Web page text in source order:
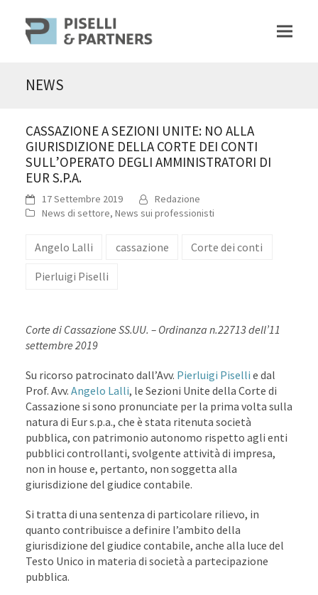
NEWS
CASSAZIONE A SEZIONI UNITE: NO ALLA
GIURISDIZIONE DELLA CORTE DEI CONTI
SULL’OPERATO DEGLI AMMINISTRATORI DI
EUR S.P.A.
17 Settembre 2019
Redazione
News di settore, News sui professionisti
Angelo Lalli cassazione Corte dei conti
Pierluigi Piselli
Corte di Cassazione SS.UU. – Ordinanza n.22713 dell’11
settembre 2019
Su ricorso patrocinato dall’Avv. Pierluigi Piselli e dal
Prof. Avv. Angelo Lalli, le Sezioni Unite della Corte di
Cassazione si sono pronunciate per la prima volta sulla
natura di Eur s.p.a., che è stata ritenuta società
pubblica, con patrimonio autonomo rispetto agli enti
pubblici controllanti, svolgente attività di impresa,
non in house e, pertanto, non soggetta alla
giurisdizione del giudice contabile.
Si tratta di una sentenza di particolare rilievo, in
quanto contribuisce a definire l’ambito della
giurisdizione del giudice contabile, anche alla luce del
Testo Unico in materia di società a partecipazione
pubblica.